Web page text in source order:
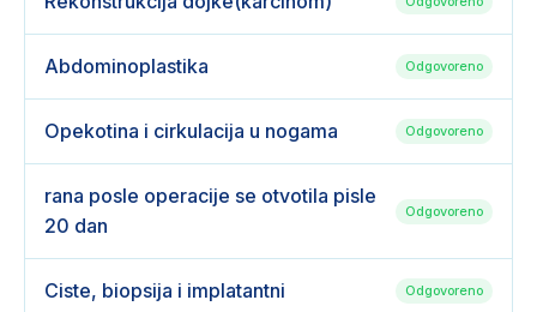
Abdominoplastika Odgovoreno
Opekotina i cirkulacija u nogama Odgovoreno
rana posle operacije se otvotila pisle
20 dan
Odgovoreno
Ciste, biopsija i implatantni Odgovoreno